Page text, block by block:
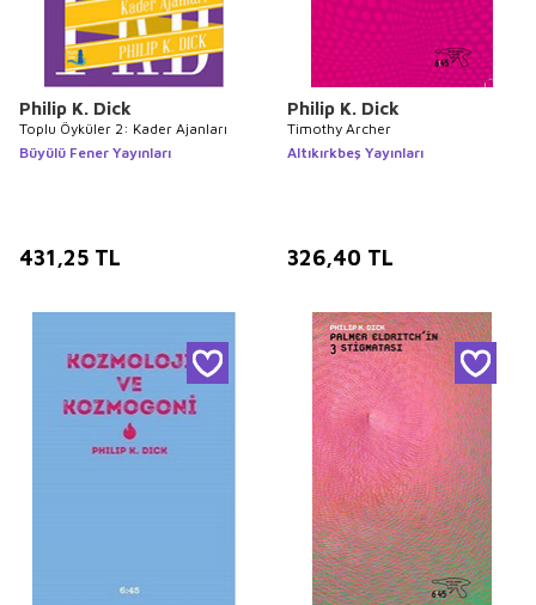
Philip K. Dick
Toplu Öyküler 2: Kader Ajanları
Büyülü Fener Yayınları
431,25 TL
Philip K. Dick
Timothy Archer
Altıkırkbeş Yayınları
326,40 TL